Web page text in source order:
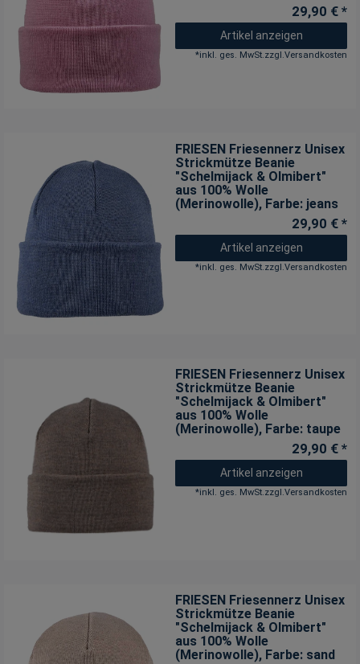
29,90 € *
Artikel anzeigen
*inkl. ges. MwSt.zzgl.Versandkosten
FRIESEN Friesennerz Unisex
Strickmütze Beanie
"Schelmijack & Olmibert"
aus 100% Wolle
(Merinowolle), Farbe: jeans
29,90 € *
Artikel anzeigen
*inkl. ges. MwSt. zzgl. Versandkosten
FRIESEN Friesennerz Unisex
Strickmütze Beanie
"Schelmijack & Olmibert"
aus 100% Wolle
(Merinowolle), Farbe: taupe
29,90 € *
Artikel anzeigen
*inkl. ges. MwSt.zzgl.Versandkosten
FRIESEN Friesennerz Unisex
Strickmütze Beanie
"Schelmijack & Olmibert"
aus 100% Wolle
(Merinowolle), Farbe: sand